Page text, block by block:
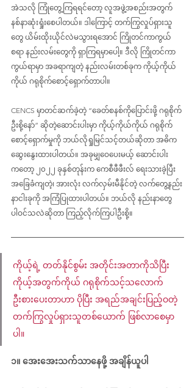
အဲသလို ကြုံတွေ့ကြရရင်တော့ လူအဖွဲ့အစည်းအတွက်
နစ်နာဆုံးရှုံးစေပါတယ်။ ဒါကြောင့် တက်ကြွလှုပ်ရှားသူ
တွေ ယိမ်းထိုးယိုင်လဲမသွားရအောင် ကြိုတင်ကာကွယ်
စရာ နည်းလမ်းတွေကို ရှာကြရမှာပေါ့။ ဒီလို ကြိုတင်ကာ
ကွယ်ရာမှာ အခရာကျတဲ့ နည်းလမ်းတစ်ခုက ကိုယ့်ကိုယ်
ကိုယ် ဂရုစိုက်စောင့်ရှောက်တာပါ။
CENCS မှာတင်ဆက်ခဲ့တဲ့ “ခေတ်စနစ်ကိုပြောင်းဖို့ ဂရုစိုက်
ဦးစို့နော်” ဆိုတဲ့ဆောင်းပါးမှာ ကိုယ့်ကိုယ်ကိုယ် ဂရုစိုက်
စောင့်ရှောက်မှုကို ဘယ်လိုရှုမြင်သင့်တယ်ဆိုတာ အဓိက
ဆွေးနွေးထားပါတယ်။ အခုမျှဝေပေးမယ့် ဆောင်းပါး
ကတော့ ၂၀၂၂ ခုနှစ်တုန်းက ကေစီဖီဖီးလ် ရေးသားခဲ့ပြီး
အခြေခံကျတဲ့၊ အားလုံး လက်လှမ်းမီနိုင်တဲ့ လက်တွေ့နည်း
နာငါးခုကို အကြံပြုထားပါတယ်။ ဘယ်လို နည်းနာတွေ
ပါဝင်သလဲဆိုတာ ကြည့်လိုက်ကြပါဦးစို့။
ကိုယ့်ရဲ့ တတ်နိုင်စွမ်း အတိုင်းအတာကိုသိပြီး
ကိုယ့်အတွက်ကိုယ် ဂရုစိုက်သင့်သလောက်
ဦးစားပေးတာဟာ ပိုပြီး အရည်အချင်းပြည့်ဝတဲ့
တက်ကြွလှုပ်ရှားသူတစ်ယောက် ဖြစ်လာစေမှာ
ပါ။
၁။ အေးအေးသက်သာနေဖို့ အချိန်ယူပါ